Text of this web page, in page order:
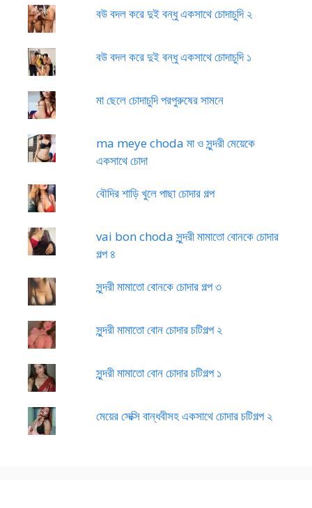
বউ বদল করে দুই বন্ধু একসাথে চোদাচুদি ২
বউ বদল করে দুই বন্ধু একসাথে চোদাচুদি ১
মা ছেলে চোদাচুদি পরপুরুষের সামনে
ma meye choda মা ও সুন্দরী মেয়েকে
একসাথে চোদা
বৌদির শাড়ি খুলে পাছা চোদার গল্প
vai bon choda সুন্দরী মামাতো বোনকে চোদার
গল্প ৪
সুন্দরী মামাতো বোনকে চোদার গল্প ৩
সুন্দরী মামাতো বোন চোদার চটিগল্প ২
সুন্দরী মামাতো বোন চোদার চটিগল্প ১
মেয়ের সেক্সি বান্ধবীসহ একসাথে চোদার চটিগল্প ২